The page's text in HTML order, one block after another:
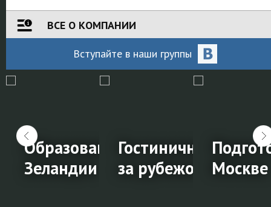
ВСЕ О КОМПАНИИ
Вступайте в наши группы
городе!
Образование в Новой
Зеландии
Гостиничный
за рубежом
Москве